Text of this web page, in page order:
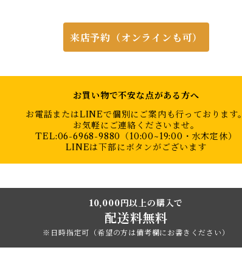
来店予約（オンラインも可）
お買い物で不安な点がある方へ
お電話またはLINEで個別にご案内も行っております。
お気軽にご連絡くださいませ。
TEL:06-6968-9880（10:00~19:00・水木定休）
LINEは下部にボタンがございます
10,000円以上の購入で
配送料無料
※日時指定可（希望の方は備考欄にお書きください）